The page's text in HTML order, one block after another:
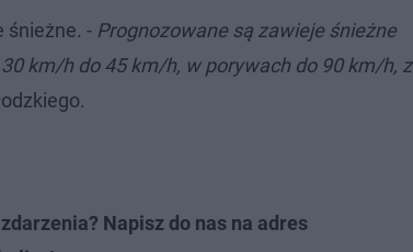
śnieżne. - Prognozowane są zawieje śnieżne
km/h do 45 km/h, w porywach do 90 km/h, z
Napisz do nas na adres